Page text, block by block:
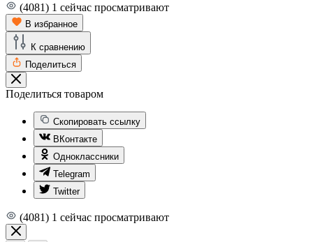
(4081) 1 сейчас просматривают
В избранное
К сравнению
Поделиться
Поделиться товаром
Скопировать ссылку
ВКонтакте
Одноклассники
Telegram
Twitter
(4081) 1 сейчас просматривают